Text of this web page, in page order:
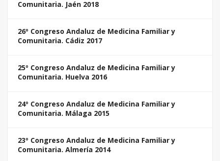
Comunitaria. Jaén 2018
26º Congreso Andaluz de Medicina Familiar y
Comunitaria. Cádiz 2017
25º Congreso Andaluz de Medicina Familiar y
Comunitaria. Huelva 2016
24º Congreso Andaluz de Medicina Familiar y
Comunitaria. Málaga 2015
23º Congreso Andaluz de Medicina Familiar y
Comunitaria. Almería 2014